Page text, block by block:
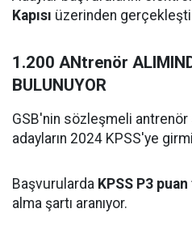
Kapısı üzerinden
1.200 ANtrenör
BULUNUYOR
GSB'nin sözleşmeli antrenör
adayların 2024 KPSS'ye
Başvurularda KPSS P3
alma şartı aranıyor.